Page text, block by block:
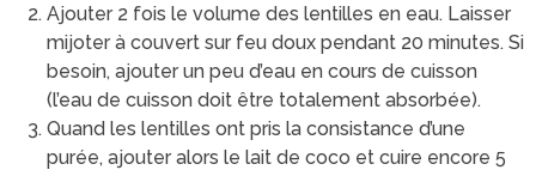
Ajouter 2 fois le volume des lentilles en eau. Laisser
mijoter à couvert sur feu doux pendant 20 minutes. Si
besoin, ajouter un peu d’eau en cours de cuisson
(l’eau de cuisson doit être totalement absorbée).
Quand les lentilles ont pris la consistance d’une
purée, ajouter alors le lait de coco et cuire encore 5